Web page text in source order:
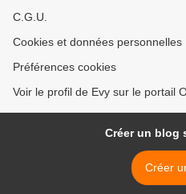
C.G.U.
Cookies et données personnelles
Préférences cookies
Voir le profil de Evy sur le portail
Créer un blog
Créer